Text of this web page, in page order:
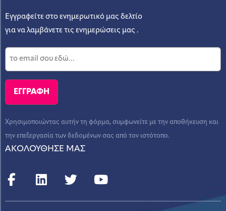
Εγγραφείτε στο ενημερωτικό μας δελτίο
για να λαμβάνετε τις ενημερώσεις μας .
Χρησιμοποιώντας αυτήν τη φόρμα, συμφωνείτε με την αποθήκευση και
την επεξεργασία των δεδομένων σας από τον ιστότοπο.
ΑΚΟΛΟΥΘΗΣΕ ΜΑΣ